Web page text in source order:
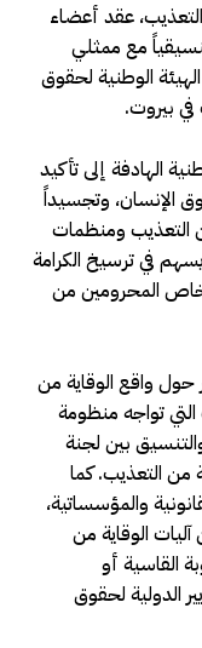
عقد أعضاء
مع ممثلي
الوطنية لحقوق
في بيروت.
الهادفة إلى تأكيد
الإنسان، وتجسيداً
من التعذيب ومنظمات
في ترسيخ الكرامة
المحرومين من
واقع الوقاية من
التي تواجه منظومة
بين لجنة
من التعذيب. كما
والمؤسساتية،
الوقاية من
القاسية أو
الدولية لحقوق